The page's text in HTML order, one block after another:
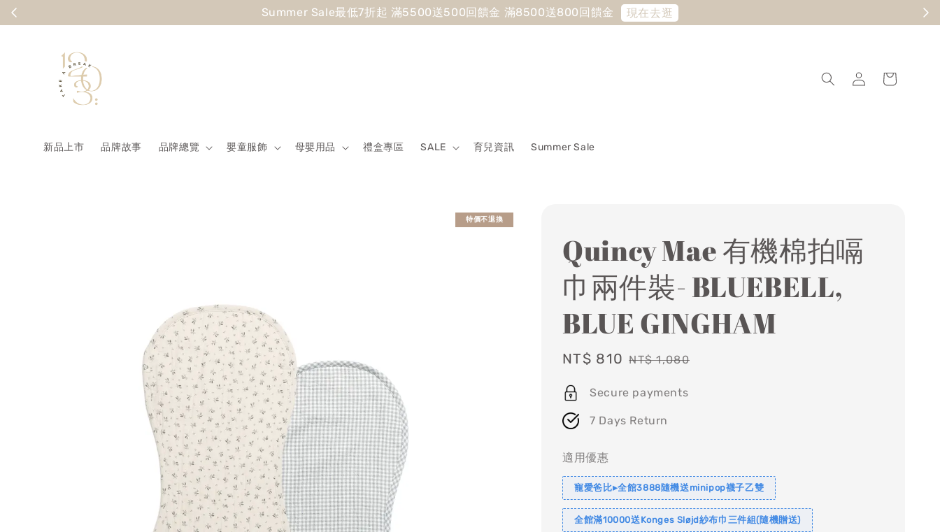
Summer Sale最低7折起 滿5500送500回饋金 滿8500送800回饋金 現在去逛
新品上市 品牌故事 品牌總覽 嬰童服飾 母嬰用品 禮盒專區 SALE 育兒資訊 Summer Sale
特價不退換
Quincy Mae 有機棉拍嗝
巾兩件裝- BLUEBELL,
BLUE GINGHAM
Sale
NT$ 810 Regular
NT$ 1,080
Secure payments
7 Days Return
適用優惠
寵愛爸比▸全館3888隨機送minipop襪子乙雙
全館滿10000送Konges Sløjd紗布巾三件組(隨機贈送)